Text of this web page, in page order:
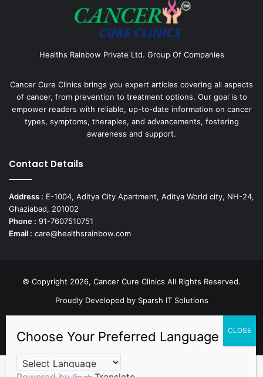
Healths Rainbow Private Ltd. Group Of Companies
Cancer Cure Clinics brings you expert articles covering all aspects
of cancer, from prevention to treatment options. Our goal is to
empower readers with reliable, up-to-date information on cancer
types, symptoms, therapies, and advancements, fostering
awareness and support.
Contact Details
Address : E-1004, Aditya City Apartment, Aditya World city, NH-24,
Ghaziabad, 201002
Phone : 91-7607510751
Email : care@healthsrainbow.com
© Copyright 2026, Cancer Cure Clinics All Rights Reserved.
Proudly Developed by Sparsh IT Solutions
Facebook PinterestLinkedIn Instagram
TikTok